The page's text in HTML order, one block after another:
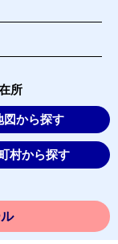
所
図から探す
村から探す